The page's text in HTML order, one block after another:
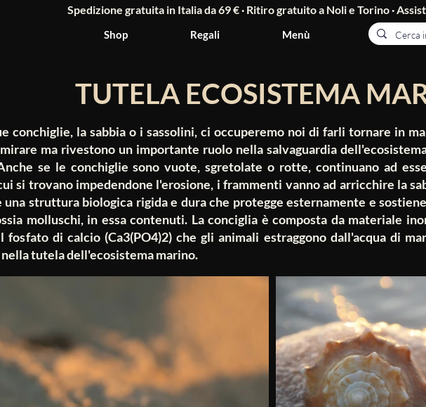
Shop Regali Menù
Spedizione gratuita in Italia da 69 € · Ritiro gratuito a Noli e Torino ·
TUTELA ECOSISTEMA
conchiglie, la sabbia o i sassolini, ci occuperemo noi di farli tornare in
ma rivestono un importante ruolo nella salvaguardia
se le conchiglie sono vuote, sgretolate o rotte, continuano ad
si trovano impedendone l'erosione, i frammenti vanno ad arricchire la
una struttura biologica rigida e dura che protegge esternamente e
molluschi, in essa contenuti. La conciglia è composta da materiale
fosfato di calcio (Ca3(PO4)2) che gli animali estraggono dall'acqua di
tutela dell'ecosistema marino.